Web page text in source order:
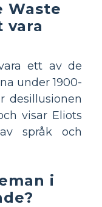
Waste
vara
ett av de
under 1900-
desillusionen
visar Eliots
språk och
i